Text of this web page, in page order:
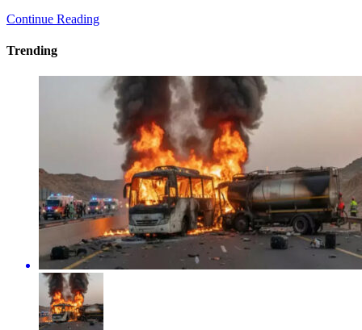
Continue Reading
Trending